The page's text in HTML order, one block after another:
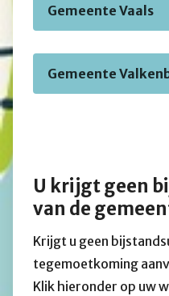
Gemeente Vaals
Gemeente
U krijgt geen
van de
Krijgt u geen
tegemoetkoming
Klik hieronder op uw